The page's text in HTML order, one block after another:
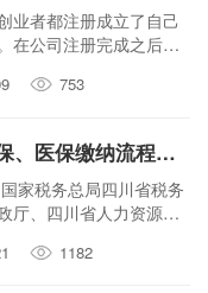
业者都注册成立了自己
在公司注册完成之后，
一项基础性工作，是企
的公司而言，新公司第
如何进行?又需要注意哪
753
四川省社保、医保缴纳流程有调整！2024年1月1日起施行——
家税务总局四川省税务
厅、四川省人力资源和
疗保障局联合发布《国
1182